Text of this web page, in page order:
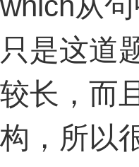
只是这道
较长，而
构，所以